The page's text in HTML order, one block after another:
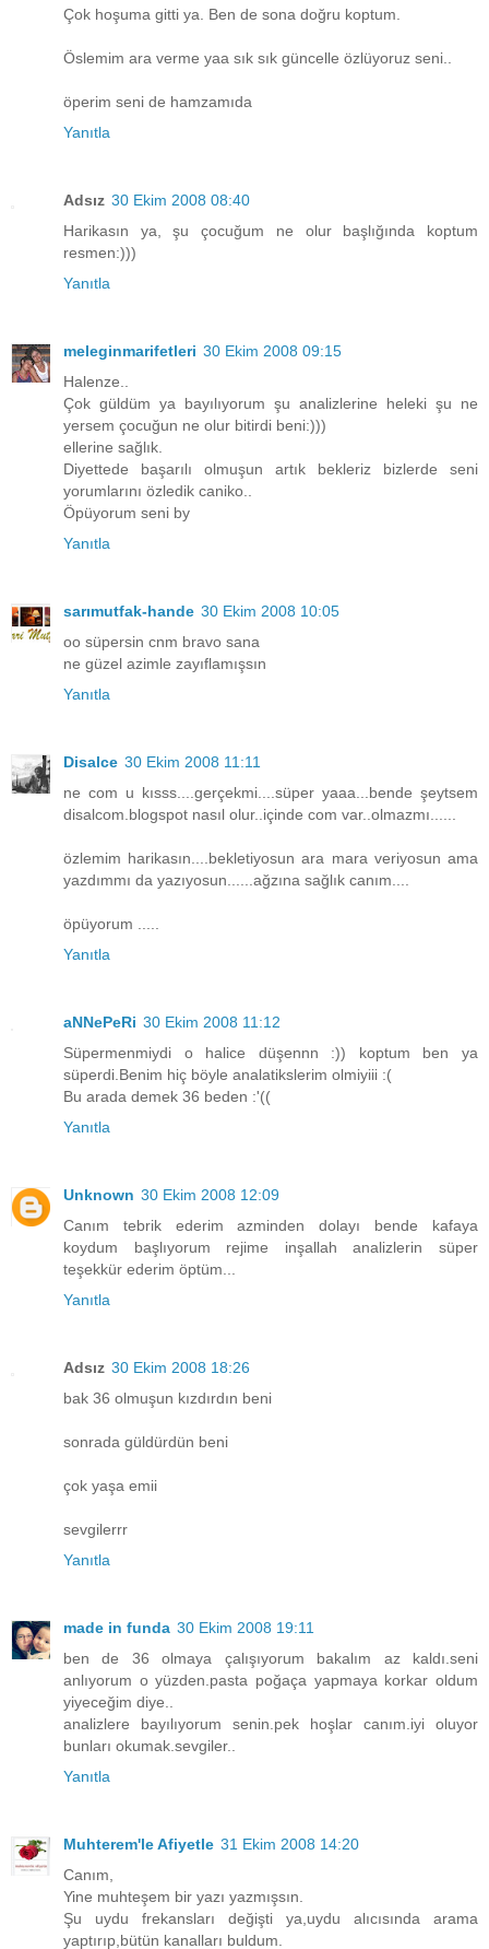
Çok hoşuma gitti ya. Ben de sona doğru koptum.
Öslemim ara verme yaa sık sık güncelle özlüyoruz seni..
öperim seni de hamzamıda
Yanıtla
Adsız 30 Ekim 2008 08:40
Harikasın ya, şu çocuğum ne olur başlığında koptum
resmen:)))
Yanıtla
meleginmarifetleri 30 Ekim 2008 09:15
Halenze..
Çok güldüm ya bayılıyorum şu analizlerine heleki şu ne
yersem çocuğun ne olur bitirdi beni:)))
ellerine sağlık.
Diyettede başarılı olmuşun artık bekleriz bizlerde seni
yorumlarını özledik caniko..
Öpüyorum seni by
Yanıtla
sarımutfak-hande 30 Ekim 2008 10:05
oo süpersin cnm bravo sana
ne güzel azimle zayıflamışsın
Yanıtla
Disalce 30 Ekim 2008 11:11
ne com u kısss....gerçekmi....süper yaaa...bende şeytsem
disalcom.blogspot nasıl olur..içinde com var..olmazmı......
özlemim harikasın....bekletiyosun ara mara veriyosun ama
yazdımmı da yazıyosun......ağzına sağlık canım....
öpüyorum .....
Yanıtla
aNNePeRi 30 Ekim 2008 11:12
Süpermenmiydi o halice düşennn :)) koptum ben ya
süperdi.Benim hiç böyle analatikslerim olmiyiii :(
Bu arada demek 36 beden :'((
Yanıtla
Unknown 30 Ekim 2008 12:09
Canım tebrik ederim azminden dolayı bende kafaya
koydum başlıyorum rejime inşallah analizlerin süper
teşekkür ederim öptüm...
Yanıtla
Adsız 30 Ekim 2008 18:26
bak 36 olmuşun kızdırdın beni
sonrada güldürdün beni
çok yaşa emii
sevgilerrr
Yanıtla
made in funda 30 Ekim 2008 19:11
ben de 36 olmaya çalışıyorum bakalım az kaldı.seni
anlıyorum o yüzden.pasta poğaça yapmaya korkar oldum
yiyeceğim diye..
analizlere bayılıyorum senin.pek hoşlar canım.iyi oluyor
bunları okumak.sevgiler..
Yanıtla
Muhterem'le Afiyetle 31 Ekim 2008 14:20
Canım,
Yine muhteşem bir yazı yazmışsın.
Şu uydu frekansları değişti ya,uydu alıcısında arama
yaptırıp,bütün kanalları buldum.